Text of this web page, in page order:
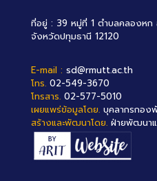
ที่อยู่ : 39 หมู่ที่ 1 ตำบลคลองหก
จังหวัดปทุมธานี 12120
E-mail : sd@rmutt.ac.th
โทร. 02-549-3670
โทรสาร. 02-577-5010
เผยแพร่ข้อมูลโดย. บุคลากรกอง
สร้างและพัฒนาโดย. ฝ่ายพัฒนาแ